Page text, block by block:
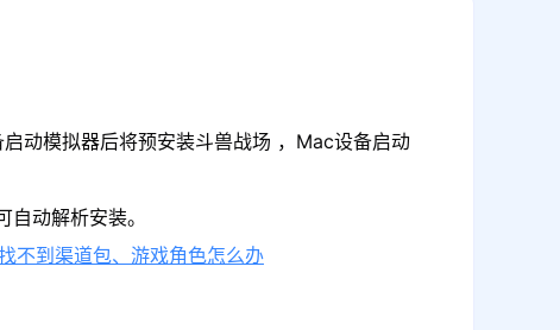
动模拟器后将预安装斗兽战场 ，Mac设备启动
动解析安装。
不到渠道包、游戏角色怎么办